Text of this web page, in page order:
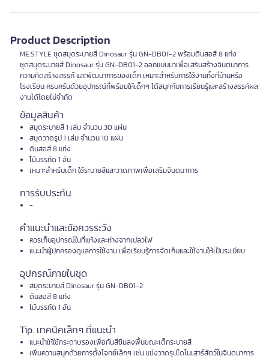
Product Description
ME.STYLE ชุดสมุดระบายสี Dinosaur รุ่น GN-DB01-2 พร้อมดินสอสี 8 แท่ง
ชุดสมุดระบายสี Dinosaur รุ่น GN-DB01-2 ออกแบบมาเพื่อเสริมสร้างจินตนาการ
ความคิดสร้างสรรค์ และพัฒนาการของเด็ก เหมาะสำหรับการใช้งานทั้งที่บ้านหรือ
โรงเรียน ครบครันด้วยอุปกรณ์ที่พร้อมให้เด็กๆ ได้สนุกกับการเรียนรู้และสร้างสรรค์ผล
งานได้โดยไม่จำกัด
ข้อมูลสินค้า
สมุดระบายสี 1 เล่ม จำนวน 30 แผ่น
สมุดวาดรูป 1 เล่ม จำนวน 10 แผ่น
ดินสอสี 8 แท่ง
ไม้บรรทัด 1 อัน
เหมาะสำหรับเด็ก ใช้ระบายสีและวาดภาพเพื่อเสริมจินตนาการ
การรับประกัน
-
คำแนะนำและข้อควรระวัง
ควรเก็บอุปกรณ์ในที่แห้งและห่างจากเปลวไฟ
แนะนำผู้ปกครองดูแลการใช้งาน เพื่อเรียนรู้การจัดเก็บและใช้งานให้เป็นระเบียบ
อุปกรณ์ภายในชุด
สมุดระบายสี Dinosaur รุ่น GN-DB01-2
ดินสอสี 8 แท่ง
ไม้บรรทัด 1 อัน
Tip. เทคนิคเล็กๆ ที่แนะนำ
แนะนำให้ใช้กระดาษรองเพื่อกันสีซึมลงพื้นขณะเด็กระบายสี
เพิ่มความสนุกด้วยการตั้งโจทย์เล็กๆ เช่น แข่งวาดรุปไดโนเสาร์สัตว์ในจินตนาการ